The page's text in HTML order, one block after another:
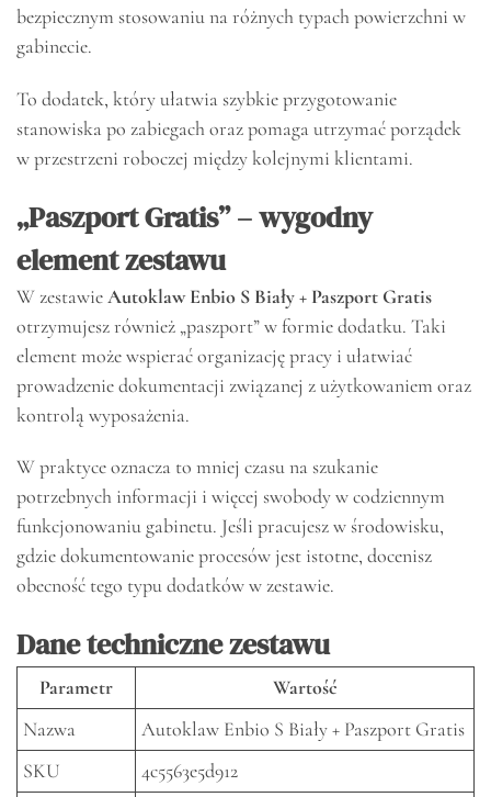
bezpiecznym stosowaniu na różnych typach powierzchni w
gabinecie.
To dodatek, który ułatwia szybkie przygotowanie
stanowiska po zabiegach oraz pomaga utrzymać porządek
w przestrzeni roboczej między kolejnymi klientami.
„Paszport Gratis” – wygodny
element zestawu
W zestawieAutoklaw Enbio S Biały + Paszport Gratis
otrzymujesz również „paszport” w formie dodatku. Taki
element może wspierać organizację pracy i ułatwiać
prowadzenie dokumentacji związanej z użytkowaniem oraz
kontrolą wyposażenia.
W praktyce oznacza to mniej czasu na szukanie
potrzebnych informacji i więcej swobody w codziennym
funkcjonowaniu gabinetu. Jeśli pracujesz w środowisku,
gdzie dokumentowanie procesów jest istotne, docenisz
obecność tego typu dodatków w zestawie.
Dane techniczne zestawu
Parametr
Wartość
Nazwa
Autoklaw Enbio S Biały + Paszport Gratis
SKU
4c5563e5d912